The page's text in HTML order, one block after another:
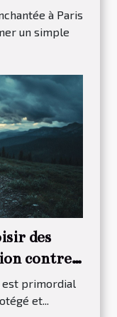
à Paris
un simple
des
contre
est primordial
et...